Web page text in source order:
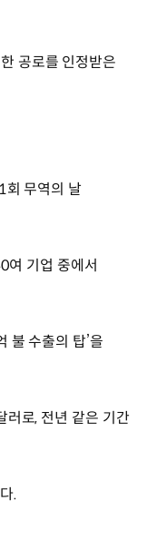
공로를 인정받은
회 무역의 날
여 기업 중에서
불 수출의 탑’을
로, 전년 같은 기간
.